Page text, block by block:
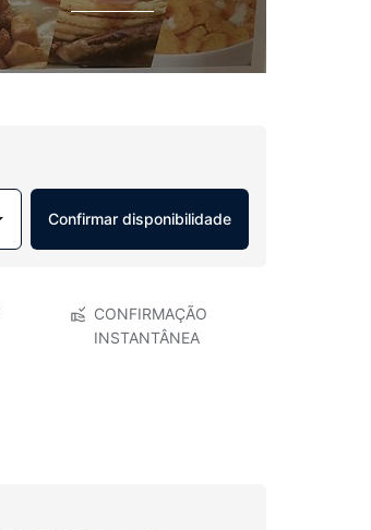
Confirmar disponibilidade
CONFIRMAÇÃO
INSTANTÂNEA